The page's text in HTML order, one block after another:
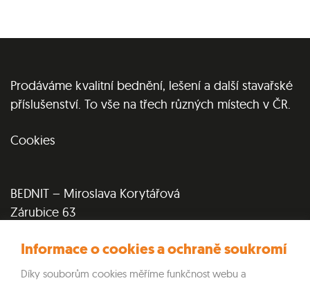
Prodáváme kvalitní bednění, lešení a další stavařské
příslušenství. To vše na třech různých místech v ČR.
Cookies
BEDNIT – Miroslava Korytářová
Zárubice 63
IČ: 75198991
DIČ: 8655124456
Informace o cookies a ochraně soukromí
Díky souborům cookies měříme funkčnost webu a